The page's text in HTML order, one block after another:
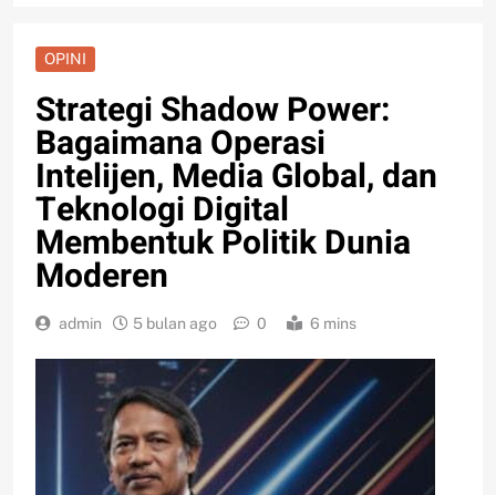
OPINI
Strategi Shadow Power:
Bagaimana Operasi
Intelijen, Media Global, dan
Teknologi Digital
Membentuk Politik Dunia
Moderen
admin 5 bulan ago 0 6 mins